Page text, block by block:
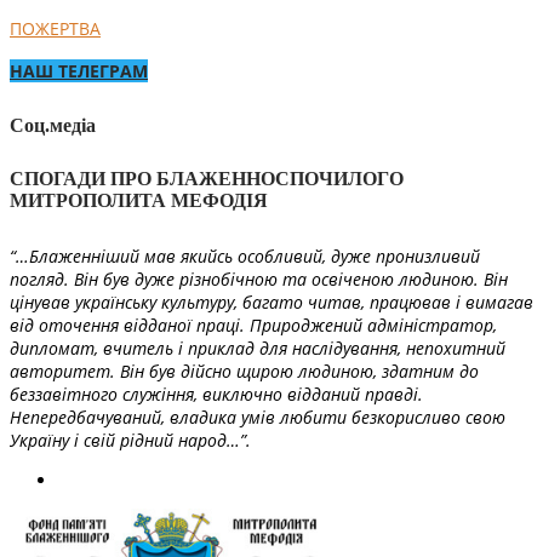
ПОЖЕРТВА
НАШ ТЕЛЕГРАМ
Соц.медіа
СПОГАДИ ПРО БЛАЖЕННОСПОЧИЛОГО
МИТРОПОЛИТА МЕФОДІЯ
“…Блаженніший мав якийсь особливий, дуже пронизливий
погляд. Він був дуже різнобічною та освіченою людиною. Він
цінував українську культуру, багато читав, працював і вимагав
від оточення відданої праці. Природжений адміністратор,
дипломат, вчитель і приклад для наслідування, непохитний
авторитет. Він був дійсно щирою людиною, здатним до
беззавітного служіння, виключно відданий правді.
Непередбачуваний, владика умів любити безкорисливо свою
Україну і свій рідний народ…”.